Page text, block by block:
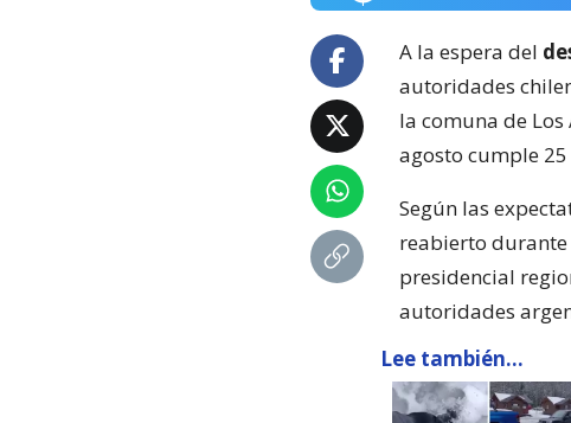
A la espera del
autoridades
la comuna de
agosto cumple
Según las
reabierto durante
presidencial
autoridades
Lee también...